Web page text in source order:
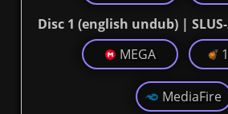
Disc 1 (english undub) | SLUS-
MEGA
MediaFire